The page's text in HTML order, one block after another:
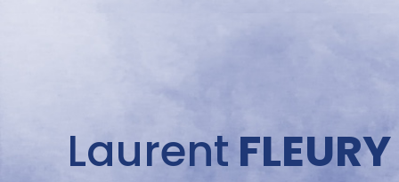
auteurLaurent FLEURY